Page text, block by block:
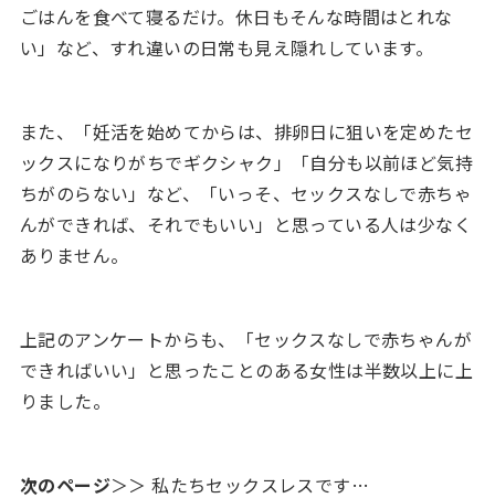
ごはんを食べて寝るだけ。休日もそんな時間はとれな
い」など、すれ違いの日常も見え隠れしています。
また、「妊活を始めてからは、排卵日に狙いを定めたセ
ックスになりがちでギクシャク」「自分も以前ほど気持
ちがのらない」など、「いっそ、セックスなしで赤ちゃ
んができれば、それでもいい」と思っている人は少なく
ありません。
上記のアンケートからも、「セックスなしで赤ちゃんが
できればいい」と思ったことのある女性は半数以上に上
りました。
次のページ＞＞ 私たちセックスレスです…